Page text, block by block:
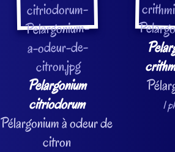
Pelargonium
citriodorum
Pélargonium à odeur de
citron
1